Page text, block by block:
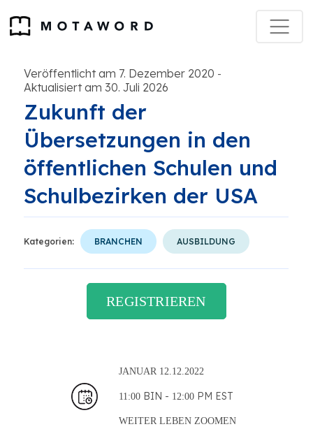
Veröffentlicht am 7. Dezember 2020 -
Aktualisiert am 30. Juli 2026
Zukunft der
Übersetzungen in den
öffentlichen Schulen und
Schulbezirken der USA
Kategorien: BRANCHEN AUSBILDUNG
REGISTRIEREN
JANUAR 12.12.2022
11:00 BIN - 12:00 PM EST
WEITER LEBEN ZOOMEN